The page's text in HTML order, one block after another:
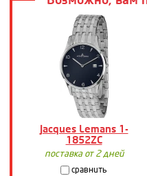
Jacques Lemans 1-
1852ZC
поставка от 2 дней
сравнить